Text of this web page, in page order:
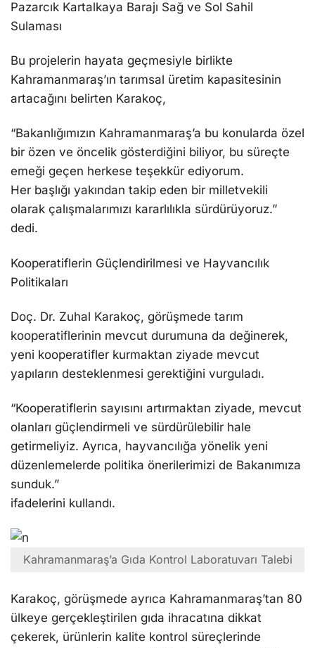
Pazarcık Kartalkaya Barajı Sağ ve Sol Sahil
Sulaması
Bu projelerin hayata geçmesiyle birlikte
Kahramanmaraş’ın tarımsal üretim kapasitesinin
artacağını belirten Karakoç,
“Bakanlığımızın Kahramanmaraş’a bu konularda özel
bir özen ve öncelik gösterdiğini biliyor, bu süreçte
emeği geçen herkese teşekkür ediyorum.
Her başlığı yakından takip eden bir milletvekili
olarak çalışmalarımızı kararlılıkla sürdürüyoruz.”
dedi.
Kooperatiflerin Güçlendirilmesi ve Hayvancılık
Politikaları
Doç. Dr. Zuhal Karakoç, görüşmede tarım
kooperatiflerinin mevcut durumuna da değinerek,
yeni kooperatifler kurmaktan ziyade mevcut
yapıların desteklenmesi gerektiğini vurguladı.
“Kooperatiflerin sayısını artırmaktan ziyade, mevcut
olanları güçlendirmeli ve sürdürülebilir hale
getirmeliyiz. Ayrıca, hayvancılığa yönelik yeni
düzenlemelerde politika önerilerimizi de Bakanımıza
sunduk.”
ifadelerini kullandı.
Kahramanmaraş’a Gıda Kontrol Laboratuvarı Talebi
Karakoç, görüşmede ayrıca Kahramanmaraş’tan 80
ülkeye gerçekleştirilen gıda ihracatına dikkat
çekerek, ürünlerin kalite kontrol süreçlerinde